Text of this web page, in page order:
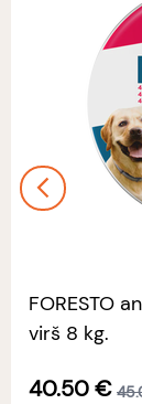
FORESTO
virš 8 kg.
40.50€